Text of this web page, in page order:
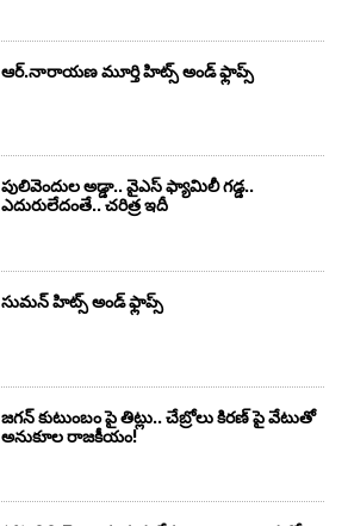
ఆర్‌.నారాయ‌ణ మూర్తి హిట్స్ అండ్ ఫ్లాప్స్‌
పులివెందుల అడ్డా.. వైఎస్ ఫ్యామిలీ గడ్డ..
ఎదురులేదంతే.. చరిత్ర ఇదీ
సుమ‌న్ హిట్స్ అండ్ ఫ్లాప్స్‌
జగన్ కుటుంబం పై తిట్లు.. చేబ్రోలు కిరణ్ పై వేటుతో
అనుకూల రాజకీయం!